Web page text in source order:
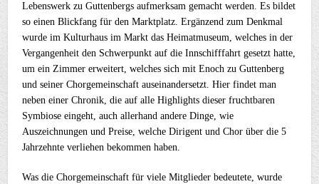
Lebenswerk zu Guttenbergs aufmerksam gemacht werden. Es bildet
so einen Blickfang für den Marktplatz. Ergänzend zum Denkmal
wurde im Kulturhaus im Markt das Heimatmuseum, welches in der
Vergangenheit den Schwerpunkt auf die Innschifffahrt gesetzt hatte,
um ein Zimmer erweitert, welches sich mit Enoch zu Guttenberg
und seiner Chorgemeinschaft auseinandersetzt. Hier findet man
neben einer Chronik, die auf alle Highlights dieser fruchtbaren
Symbiose eingeht, auch allerhand andere Dinge, wie
Auszeichnungen und Preise, welche Dirigent und Chor über die 5
Jahrzehnte verliehen bekommen haben.
Was die Chorgemeinschaft für viele Mitglieder bedeutete, wurde